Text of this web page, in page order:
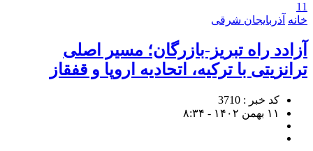
11
خانه آذربایجان شرقی
آزادد راه تبریز-بازرگان؛ مسیر اصلی
ترانزیتی با ترکیه، اتحادیه اروپا و قفقاز
کد خبر : 3710
۱۱ بهمن ۱۴۰۲ - ۸:۳۴